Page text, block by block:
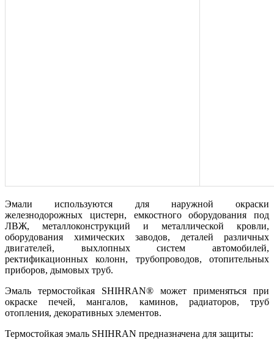
Эмали используются для наружной окраски
железнодорожных цистерн, емкостного оборудования под
ЛВЖ, металлоконструкций и металлической кровли,
оборудования химических заводов, деталей различных
двигателей, выхлопных систем автомобилей,
ректификационных колонн, трубопроводов, отопительных
приборов, дымовых труб.
Эмаль термостойкая SHIHRAN® может применяться при
окраске печей, мангалов, каминов, радиаторов, труб
отопления, декоративных элементов.
Термостойкая эмаль SHIHRAN предназначена для защиты: